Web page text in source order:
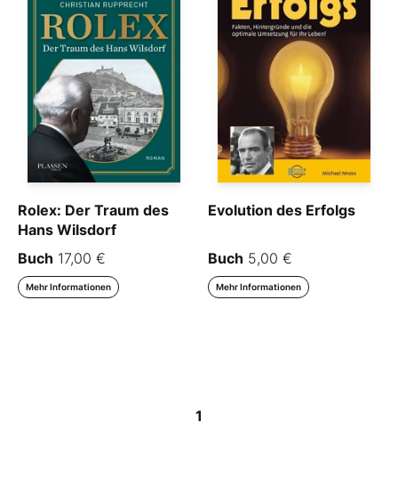
Rolex: Der Traum des
Hans Wilsdorf
Buch 17,00 €
Mehr Informationen
Evolution des Erfolgs
Buch 5,00 €
Mehr Informationen
1